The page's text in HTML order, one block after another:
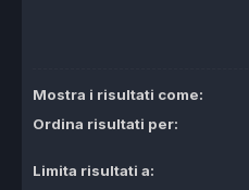
Mostra i risultati come:
Ordina risultati per:
Limita risultati a: